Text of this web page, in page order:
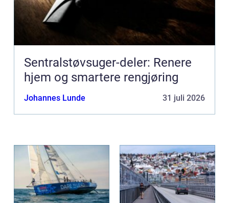
Sentralstøvsuger-deler: Renere
hjem og smartere rengjøring
Johannes Lunde 31 juli 2026